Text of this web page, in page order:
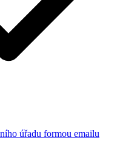
úřadu formou emailu